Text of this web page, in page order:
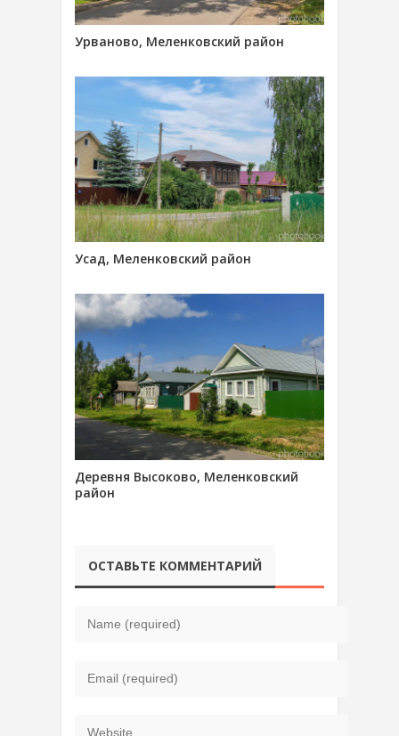
Урваново, Меленковский район
Усад, Меленковский район
Деревня Высоково, Меленковский
район
ОСТАВЬТЕ КОММЕНТАРИЙ